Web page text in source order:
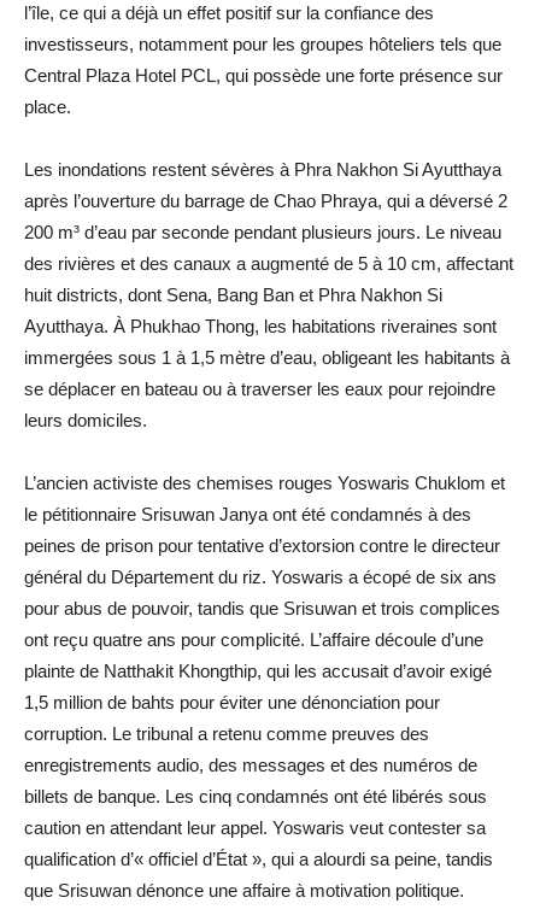
l’île, ce qui a déjà un effet positif sur la confiance des
investisseurs, notamment pour les groupes hôteliers tels que
Central Plaza Hotel PCL, qui possède une forte présence sur
place.
Les inondations restent sévères à Phra Nakhon Si Ayutthaya
après l’ouverture du barrage de Chao Phraya, qui a déversé 2
200 m³ d’eau par seconde pendant plusieurs jours. Le niveau
des rivières et des canaux a augmenté de 5 à 10 cm, affectant
huit districts, dont Sena, Bang Ban et Phra Nakhon Si
Ayutthaya. À Phukhao Thong, les habitations riveraines sont
immergées sous 1 à 1,5 mètre d’eau, obligeant les habitants à
se déplacer en bateau ou à traverser les eaux pour rejoindre
leurs domiciles.
L’ancien activiste des chemises rouges Yoswaris Chuklom et
le pétitionnaire Srisuwan Janya ont été condamnés à des
peines de prison pour tentative d’extorsion contre le directeur
général du Département du riz. Yoswaris a écopé de six ans
pour abus de pouvoir, tandis que Srisuwan et trois complices
ont reçu quatre ans pour complicité. L’affaire découle d’une
plainte de Natthakit Khongthip, qui les accusait d’avoir exigé
1,5 million de bahts pour éviter une dénonciation pour
corruption. Le tribunal a retenu comme preuves des
enregistrements audio, des messages et des numéros de
billets de banque. Les cinq condamnés ont été libérés sous
caution en attendant leur appel. Yoswaris veut contester sa
qualification d’« officiel d’État », qui a alourdi sa peine, tandis
que Srisuwan dénonce une affaire à motivation politique.